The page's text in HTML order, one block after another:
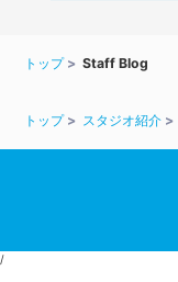
トップ Staff Blog
トップ スタジオ紹介
/